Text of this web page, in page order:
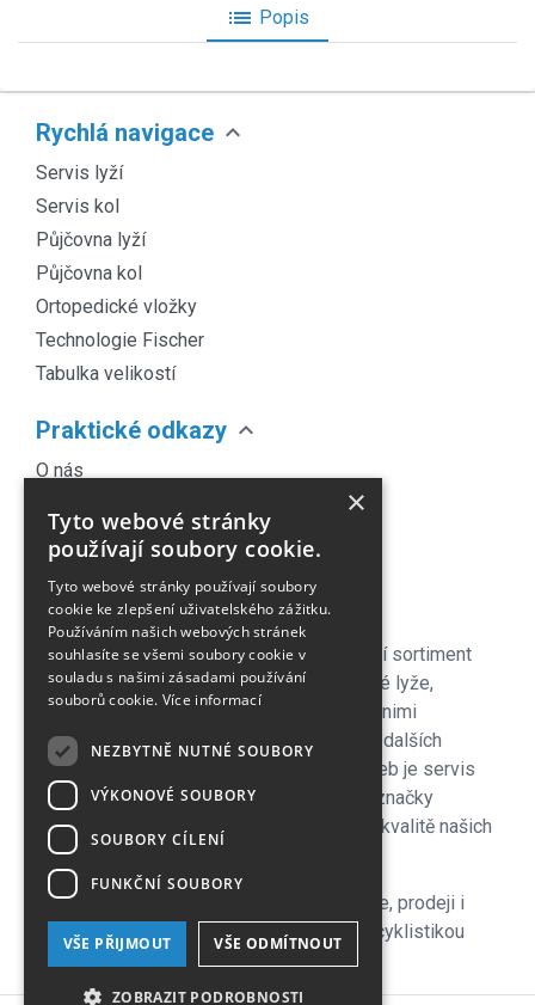
list Popis
Rychlá navigace expand_more
Servis lyží
Servis kol
Půjčovna lyží
Půjčovna kol
Ortopedické vložky
Technologie Fischer
Tabulka velikostí
Praktické odkazy expand_more
O nás
Obchodní podmínky
Kontakt
Pro naše zákazníky je připraven kompletní sortiment
lyžařského vybavení - sjezdové a bežecké lyže,
lyžařské a běžecké boty, snowboardy a s nimi
související vybavení, oblečení a celá řada dalších
doplňků. Důležitou součástí zimních služeb je servis
lyží i snowboardů na špičkových strojích značky
Wintersteiger zkušenými servismeny. Na kvalitě našich
servisů si velmi zakládáme!
V letní sezoně se plně věnujeme cyklistice, prodeji i
servisu kol a nabízíme veškeré služby s cyklistikou
související, včetně půjčovny.
×
Tyto webové stránky
používají soubory cookie.
Tyto webové stránky používají soubory
cookie ke zlepšení uživatelského zážitku.
Používáním našich webových stránek
souhlasíte se všemi soubory cookie v
souladu s našimi zásadami používání
souborů cookie. Více informací
NEZBYTNĚ NUTNÉ SOUBORY
VÝKONOVÉ SOUBORY
SOUBORY CÍLENÍ
FUNKČNÍ SOUBORY
VŠE PŘIJMOUT VŠE ODMÍTNOUT
ZOBRAZIT PODROBNOSTI